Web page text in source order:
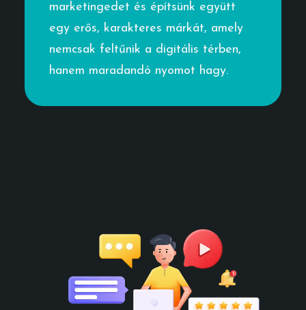
marketingedet és építsünk együtt
egy erős, karakteres márkát, amely
nemcsak feltűnik a digitális térben,
hanem maradandó nyomot hagy.